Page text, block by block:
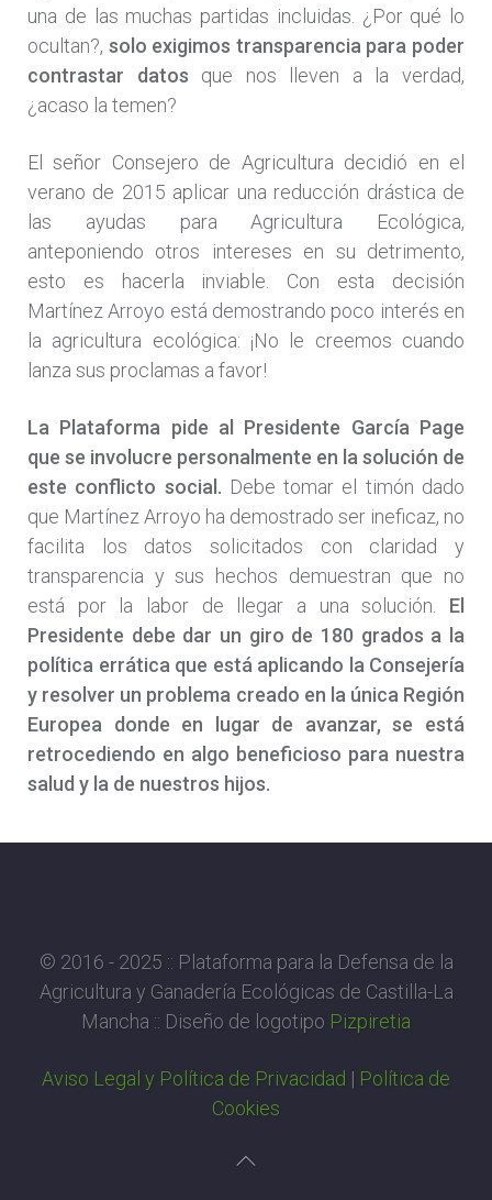
una de las muchas partidas incluidas. ¿Por qué lo
ocultan?, solo exigimos transparencia para poder
contrastar datos que nos lleven a la verdad,
¿acaso la temen?
El señor Consejero de Agricultura decidió en el
verano de 2015 aplicar una reducción drástica de
las ayudas para Agricultura Ecológica,
anteponiendo otros intereses en su detrimento,
esto es hacerla inviable. Con esta decisión
Martínez Arroyo está demostrando poco interés en
la agricultura ecológica: ¡No le creemos cuando
lanza sus proclamas a favor!
La Plataforma pide al Presidente García Page
que se involucre personalmente en la solución de
este conflicto social. Debe tomar el timón dado
que Martínez Arroyo ha demostrado ser ineficaz, no
facilita los datos solicitados con claridad y
transparencia y sus hechos demuestran que no
está por la labor de llegar a una solución. El
Presidente debe dar un giro de 180 grados a la
política errática que está aplicando la Consejería
y resolver un problema creado en la única Región
Europea donde en lugar de avanzar, se está
retrocediendo en algo beneficioso para nuestra
salud y la de nuestros hijos.
© 2016 - 2025 :: Plataforma para la Defensa de la
Agricultura y Ganadería Ecológicas de Castilla-La
Mancha :: Diseño de logotipo Pizpiretia
Aviso Legal y Política de Privacidad | Política de
Cookies